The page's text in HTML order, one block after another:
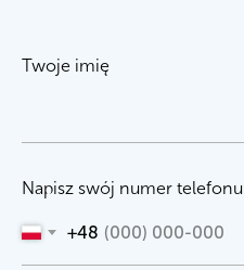
Twoje imię
Napisz swój numer telefonu
+48